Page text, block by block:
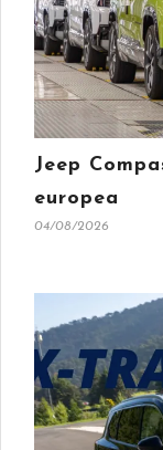
Jeep
europea
04/08/2026